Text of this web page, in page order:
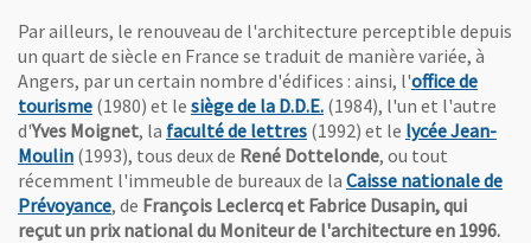
Par ailleurs, le renouveau de l'architecture perceptible depuis
un quart de siècle en France se traduit de manière variée, à
Angers, par un certain nombre d'édifices : ainsi, l'office de
tourisme, Ouvre une nouvelle fenêtre
(1980) et le siège de la D.D.E., Ouvre une nouvelle
(1984), l'un et l'autre
d'Yves Moignet, la faculté de lettres, Ouvre une nouvelle
(1992) et le lycée Jean-
Moulin, Ouvre une nouvelle fenêtre
(1993), tous deux de René Dottelonde, ou tout
récemment l'immeuble de bureaux de la Caisse nationale de
Prévoyance, Ouvre une nouvelle fenêtre
, de François Leclercq et Fabrice Dusapin, qui
reçut un prix national du Moniteur de l'architecture en 1996.